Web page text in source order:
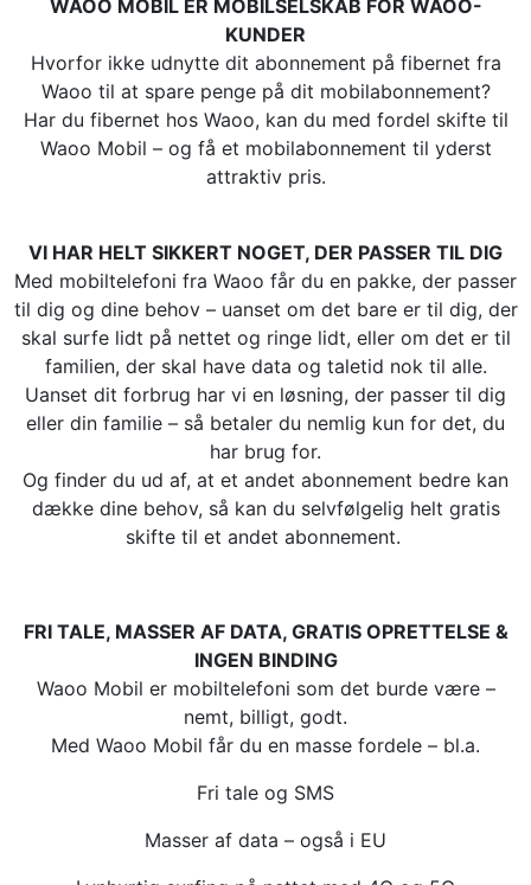
WAOO MOBIL ER MOBILSELSKAB FOR WAOO-
KUNDER
Hvorfor ikke udnytte dit abonnement på fibernet fra
Waoo til at spare penge på dit mobilabonnement?
Har du fibernet hos Waoo, kan du med fordel skifte til
Waoo Mobil – og få et mobilabonnement til yderst
attraktiv pris.
VI HAR HELT SIKKERT NOGET, DER PASSER TIL DIG
Med mobiltelefoni fra Waoo får du en pakke, der passer
til dig og dine behov – uanset om det bare er til dig, der
skal surfe lidt på nettet og ringe lidt, eller om det er til
familien, der skal have data og taletid nok til alle.
Uanset dit forbrug har vi en løsning, der passer til dig
eller din familie – så betaler du nemlig kun for det, du
har brug for.
Og finder du ud af, at et andet abonnement bedre kan
dække dine behov, så kan du selvfølgelig helt gratis
skifte til et andet abonnement.
FRI TALE, MASSER AF DATA, GRATIS OPRETTELSE &
INGEN BINDING
Waoo Mobil er mobiltelefoni som det burde være –
nemt, billigt, godt.
Med Waoo Mobil får du en masse fordele – bl.a.
Fri tale og SMS
Masser af data – også i EU